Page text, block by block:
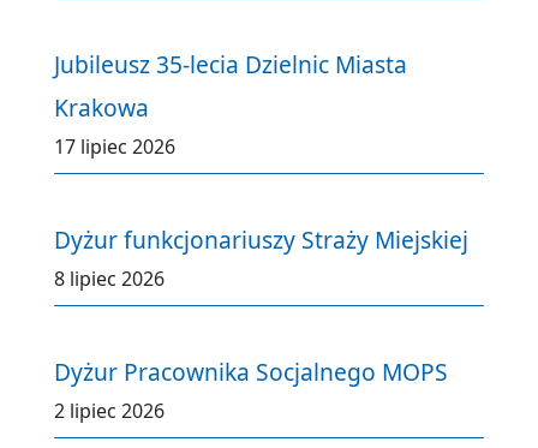
Jubileusz 35-lecia Dzielnic Miasta
Krakowa
17 lipiec 2026
Dyżur funkcjonariuszy Straży Miejskiej
8 lipiec 2026
Dyżur Pracownika Socjalnego MOPS
2 lipiec 2026